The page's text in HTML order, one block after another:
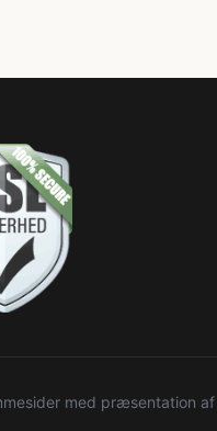
med præsentation